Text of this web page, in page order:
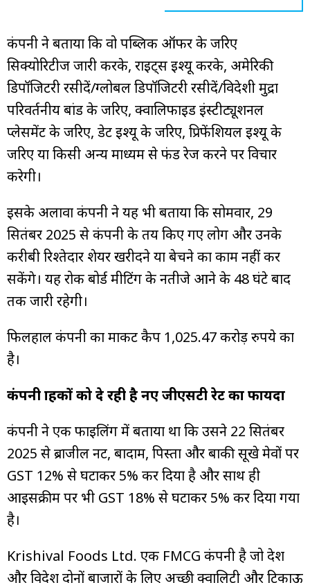
कंपनी ने बताया कि वो पब्लिक ऑफर के जरिए
सिक्योरिटीज जारी करके, राइट्स इश्यू करके, अमेरिकी
डिपॉजिटरी रसीदें/ग्लोबल डिपॉजिटरी रसीदें/विदेशी मुद्रा
परिवर्तनीय बांड के जरिए, क्वालिफाइड इंस्टीट्यूशनल
प्लेसमेंट के जरिए, डेट इश्यू के जरिए, प्रिफेंशियल इश्यू के
जरिए या किसी अन्य माध्यम से फंड रेज करने पर विचार
करेगी।
इसके अलावा कंपनी ने यह भी बताया कि सोमवार, 29
सितंबर 2025 से कंपनी के तय किए गए लोग और उनके
करीबी रिश्तेदार शेयर खरीदने या बेचने का काम नहीं कर
सकेंगे। यह रोक बोर्ड मीटिंग के नतीजे आने के 48 घंटे बाद
तक जारी रहेगी।
फिलहाल कंपनी का मार्केट कैप 1,025.47 करोड़ रुपये का
है।
कंपनी ग्राहकों को दे रही है नए जीएसटी रेट का फायदा
कंपनी ने एक फाइलिंग में बताया था कि उसने 22 सितंबर
2025 से ब्राजील नट, बादाम, पिस्ता और बाकी सूखे मेवों पर
GST 12% से घटाकर 5% कर दिया है और साथ ही
आइसक्रीम पर भी GST 18% से घटाकर 5% कर दिया गया
है।
Krishival Foods Ltd. एक FMCG कंपनी है जो देश
और विदेश दोनों बाजारों के लिए अच्छी क्वालिटी और टिकाऊ